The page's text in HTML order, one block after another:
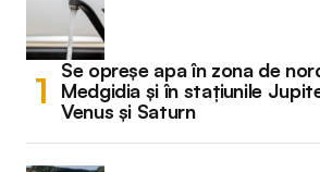
Se opreșe apa în zona de
Medgidia și în stațiunile
Venus și Saturn